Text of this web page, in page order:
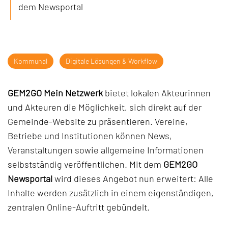
dem Newsportal
Kommunal Digitale Lösungen & Workflow
GEM2GO Mein Netzwerk bietet lokalen Akteurinnen
und Akteuren die Möglichkeit, sich direkt auf der
Gemeinde-Website zu präsentieren. Vereine,
Betriebe und Institutionen können News,
Veranstaltungen sowie allgemeine Informationen
selbstständig veröffentlichen. Mit dem GEM2GO
Newsportalwird dieses Angebot nun erweitert: Alle
Inhalte werden zusätzlich in einem eigenständigen,
zentralen Online-Auftritt gebündelt.